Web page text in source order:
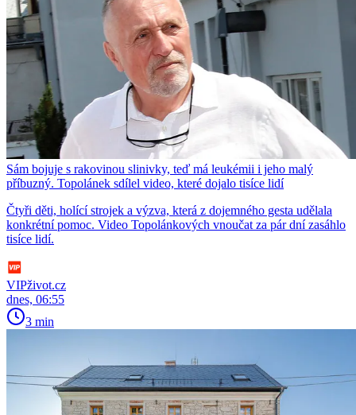
Sám bojuje s rakovinou slinivky, teď má leukémii i jeho malý
příbuzný. Topolánek sdílel video, které dojalo tisíce lidí
Čtyři děti, holící strojek a výzva, která z dojemného gesta udělala
konkrétní pomoc. Video Topolánkových vnoučat za pár dní zasáhlo
tisíce lidí.
VIPživot.cz
dnes, 06:55
3 min